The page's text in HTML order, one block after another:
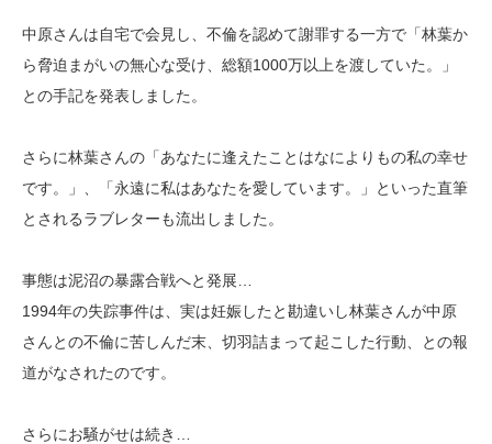
中原さんは自宅で会見し、不倫を認めて謝罪する一方で「林葉か
ら脅迫まがいの無心な受け、総額1000万以上を渡していた。」
との手記を発表しました。
さらに林葉さんの「あなたに逢えたことはなによりもの私の幸せ
です。」、「永遠に私はあなたを愛しています。」といった直筆
とされるラブレターも流出しました。
事態は泥沼の暴露合戦へと発展…
1994年の失踪事件は、実は妊娠したと勘違いし林葉さんが中原
さんとの不倫に苦しんだ末、切羽詰まって起こした行動、との報
道がなされたのです。
さらにお騒がせは続き…